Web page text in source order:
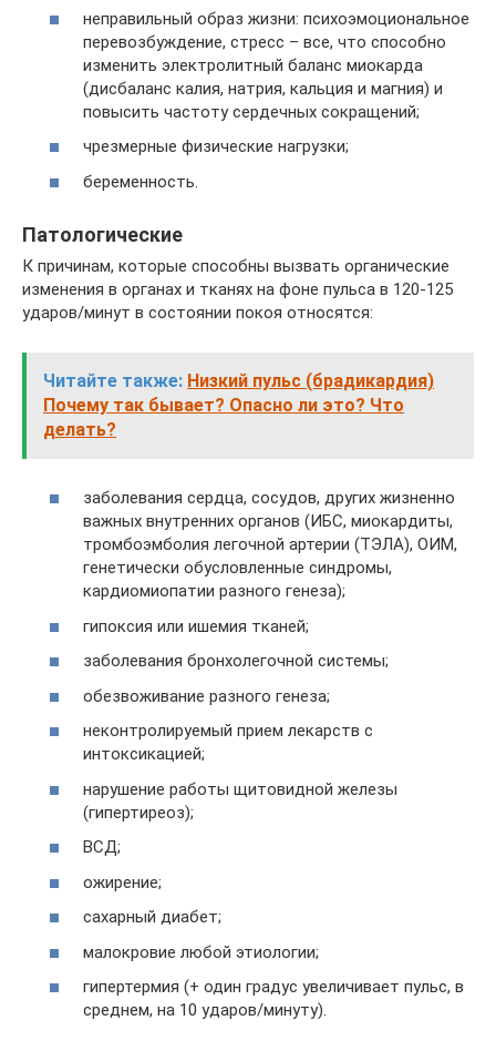
неправильный образ жизни: психоэмоциональное
перевозбуждение, стресс – все, что способно
изменить электролитный баланс миокарда
(дисбаланс калия, натрия, кальция и магния) и
повысить частоту сердечных сокращений;
чрезмерные физические нагрузки;
беременность.
Патологические
К причинам, которые способны вызвать органические
изменения в органах и тканях на фоне пульса в 120-125
ударов/минут в состоянии покоя относятся:
Читайте также: Низкий пульс (брадикардия)
Почему так бывает? Опасно ли это? Что
делать?
заболевания сердца, сосудов, других жизненно
важных внутренних органов (ИБС, миокардиты,
тромбоэмболия легочной артерии (ТЭЛА), ОИМ,
генетически обусловленные синдромы,
кардиомиопатии разного генеза);
гипоксия или ишемия тканей;
заболевания бронхолегочной системы;
обезвоживание разного генеза;
неконтролируемый прием лекарств с
интоксикацией;
нарушение работы щитовидной железы
(гипертиреоз);
ВСД;
ожирение;
сахарный диабет;
малокровие любой этиологии;
гипертермия (+ один градус увеличивает пульс, в
среднем, на 10 ударов/минуту).